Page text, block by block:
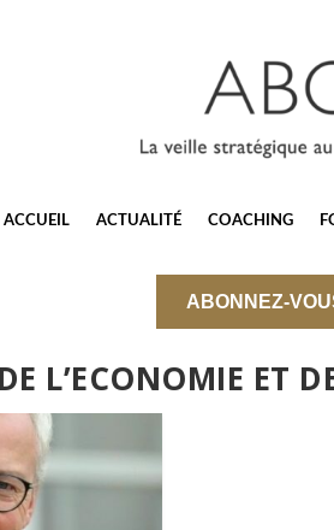
ACCUEIL ACTUALITÉ COACHING
ABONNEZ-
L’ECONOMIE ET